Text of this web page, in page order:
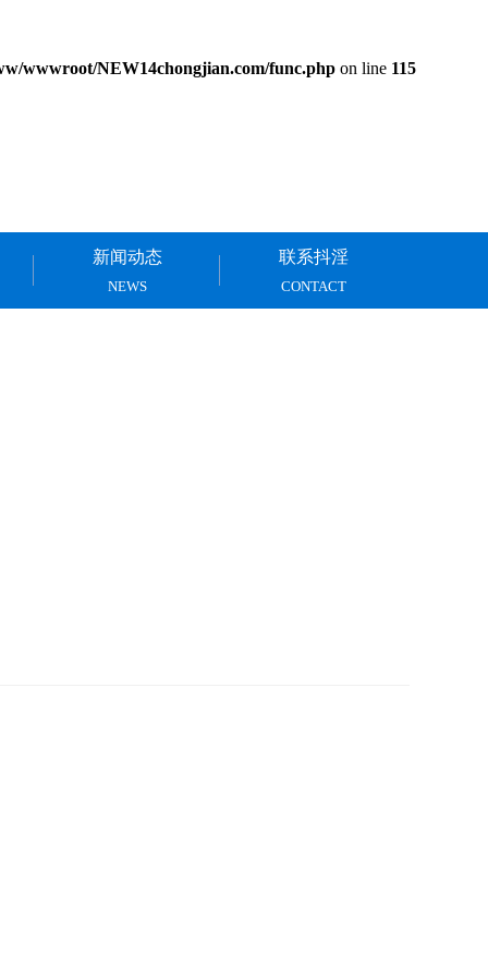
wwwroot/NEW14chongjian.com/func.php on line 115
新闻动态
NEWS
联系抖淫
CONTACT